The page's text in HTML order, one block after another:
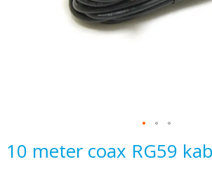
Ga
naar
10 meter coax RG59